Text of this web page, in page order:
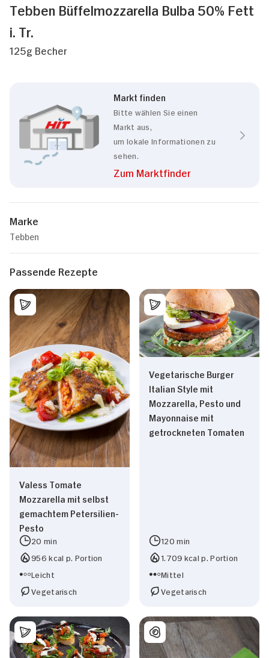
Tebben Büffelmozzarella Bulba 50% Fett
i. Tr.
125g Becher
Markt finden
Bitte wählen Sie einen
Markt aus,
um lokale Informationen zu
sehen.
Zum Marktfinder
Marke
Tebben
Passende Rezepte
Valess Tomate
Mozzarella mit selbst
gemachtem Petersilien-
Pesto
20 min
956 kcal p. Portion
Leicht
Vegetarisch
Vegetarische Burger
Italian Style mit
Mozzarella, Pesto und
Mayonnaise mit
getrockneten Tomaten
120 min
1.709 kcal p. Portion
Mittel
Vegetarisch